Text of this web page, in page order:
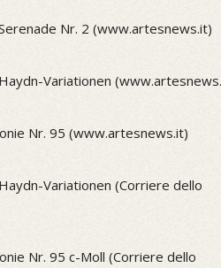
Nr. 2 (www.artesnews.it)
Variationen
Nr. 95 (www.artesnews.it)
Variationen (Corriere dello
Nr. 95 c-Moll (Corriere dello